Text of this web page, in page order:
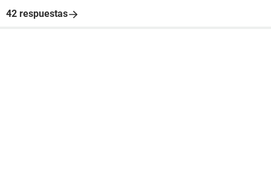
42 respuestas